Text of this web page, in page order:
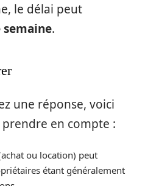
le délai peut
semaine.
une réponse, voici
en compte :
ou location) peut
étant généralement